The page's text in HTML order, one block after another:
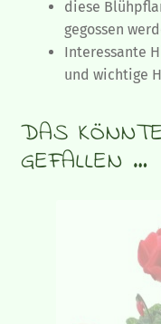
diese
gegossen
Interessante
und wichtige
DAS
GEFALLEN …